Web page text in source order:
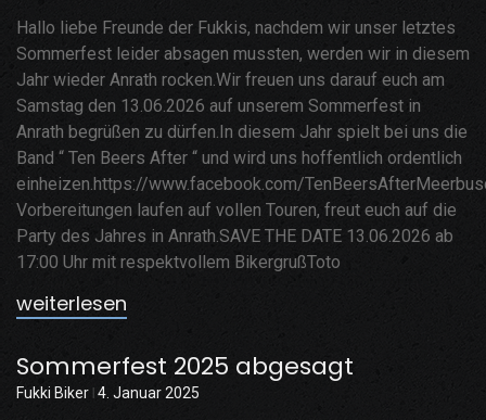
Hallo liebe Freunde der Fukkis, nachdem wir unser letztes
Sommerfest leider absagen mussten, werden wir in diesem
Jahr wieder Anrath rocken.Wir freuen uns darauf euch am
Samstag den 13.06.2026 auf unserem Sommerfest in
Anrath begrüßen zu dürfen.In diesem Jahr spielt bei uns die
Band “ Ten Beers After “ und wird uns hoffentlich ordentlich
einheizen.https://www.facebook.com/
Vorbereitungen laufen auf vollen Touren, freut euch auf die
Party des Jahres in Anrath.SAVE THE DATE 13.06.2026 ab
17:00 Uhr mit respektvollem BikergrußToto
weiterlesen
Sommerfest 2025 abgesagt
Fukki Biker 4. Januar 2025